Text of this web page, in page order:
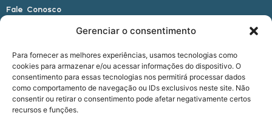
Gerenciar o consentimento
Para fornecer as melhores experiências, usamos tecnologias como
cookies para armazenar e/ou acessar informações do dispositivo. O
consentimento para essas tecnologias nos permitirá processar dados
como comportamento de navegação ou IDs exclusivos neste site. Não
consentir ou retirar o consentimento pode afetar negativamente certos
recursos e funções.
Fale Conosco
E-mail: alagoasbrasilnoticias@gmail.com
Telefone: (82) 9 9691-0391 (Whatsapp)
Responsável Técnico: Crysthyan Carlos
Rua do Sau - Centro - Anadia - AL - CEP: